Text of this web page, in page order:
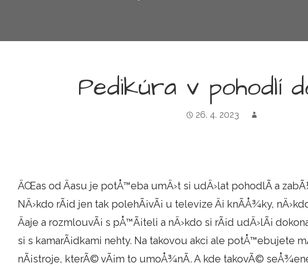
Pedikúra v pohodlí
26. 4. 2023
ÄŒas od Äasu je potÅ™eba umÄ›t si udÄ›lat pohodlÃ­ a
NÄ›kdo rÃ¡d jen tak polehÃ¡vÃ¡ u televize Äi knÃ­Å¾ky,
Äaje a rozmlouvÃ¡ s pÅ™Ã¡teli a nÄ›kdo si rÃ¡d udÄ›lÃ¡
si s kamarÃ¡dkami nehty. Na takovou akci ale potÅ™ebujete
nÃ¡stroje, kterÃ© vÃ¡m to umoÅ¾nÃ­. A kde takovÃ©